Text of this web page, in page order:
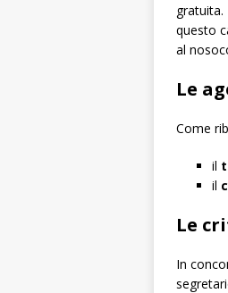
gratuita.
questo
al
Le
Come
il
il
Le
In